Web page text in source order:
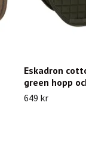
Eskadron
green hopp
649 kr